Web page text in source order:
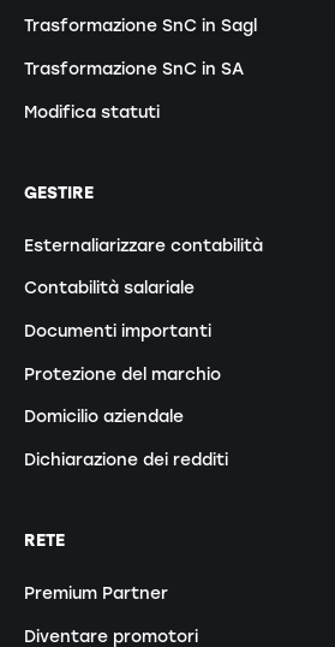
Trasformazione SnC in Sagl
Trasformazione SnC in SA
Modifica statuti
GESTIRE
Esternaliarizzare contabilità
Contabilità salariale
Documenti importanti
Protezione del marchio
Domicilio aziendale
Dichiarazione dei redditi
RETE
Premium Partner
Diventare promotori